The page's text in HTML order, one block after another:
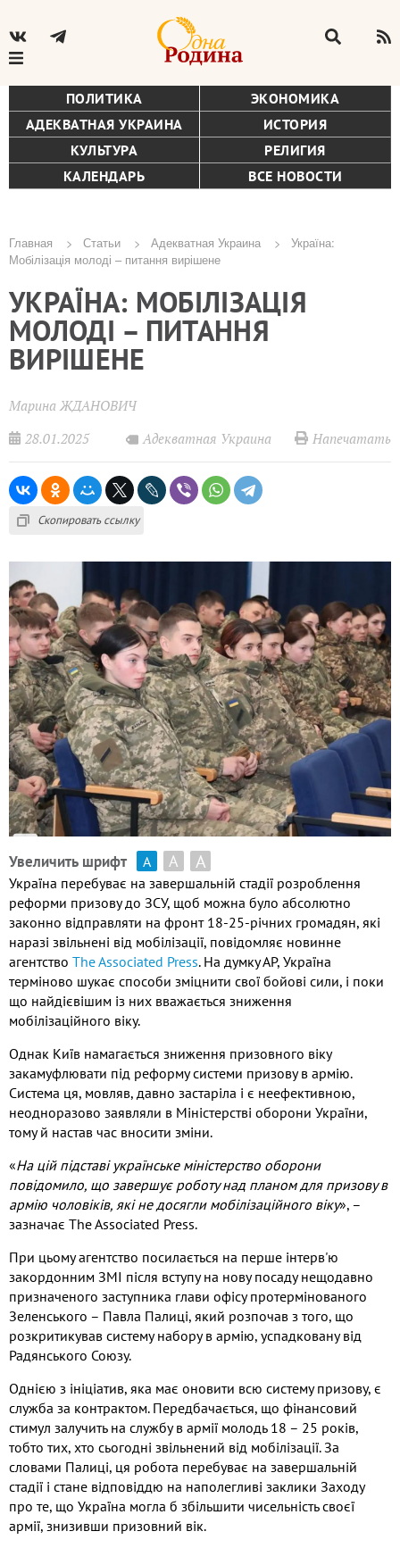
ПОЛИТИКА
ЭКОНОМИКА
АДЕКВАТНАЯ УКРАИНА
ИСТОРИЯ
КУЛЬТУРА
РЕЛИГИЯ
КАЛЕНДАРЬ
ВСЕ НОВОСТИ
Строка
навигации
Главная Статьи Адекватная Украина
Україна:
Мобілізація молоді – питання вирішене
УКРАЇНА: МОБІЛІЗАЦІЯ
МОЛОДІ – ПИТАННЯ
ВИРІШЕНЕ
Марина ЖДАНОВИЧ
28.01.2025
Адекватная Украина Напечатать
Скопировать ссылку
Увеличить шрифт А А А
Україна перебуває на завершальній стадії розроблення
реформи призову до ЗСУ, щоб можна було абсолютно
законно відправляти на фронт 18-25-річних громадян, які
наразі звільнені від мобілізації, повідомляє новинне
агентство The Associated Press. На думку АР, Україна
терміново шукає способи зміцнити свої бойові сили, і поки
що найдієвішим із них вважається зниження
мобілізаційного віку.
Однак Київ намагається зниження призовного віку
закамуфлювати під реформу системи призову в армію.
Система ця, мовляв, давно застаріла і є неефективною,
неодноразово заявляли в Міністерстві оборони України,
тому й настав час вносити зміни.
«На цій підставі українське міністерство оборони
повідомило, що завершує роботу над планом для призову в
армію чоловіків, які не досягли мобілізаційного віку», –
зазначає The Associated Press.
При цьому агентство посилається на перше інтерв'ю
закордонним ЗМІ після вступу на нову посаду нещодавно
призначеного заступника глави офісу протермінованого
Зеленського – Павла Палиці, який розпочав з того, що
розкритикував систему набору в армію, успадковану від
Радянського Союзу.
Однією з ініціатив, яка має оновити всю систему призову, є
служба за контрактом. Передбачається, що фінансовий
стимул залучить на службу в армії молодь 18 – 25 років,
тобто тих, хто сьогодні звільнений від мобілізації. За
словами Палиці, ця робота перебуває на завершальній
стадії і стане відповіддю на наполегливі заклики Заходу
про те, що Україна могла б збільшити чисельність своєї
армії, знизивши призовний вік.